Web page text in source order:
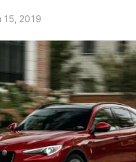
15, 2019